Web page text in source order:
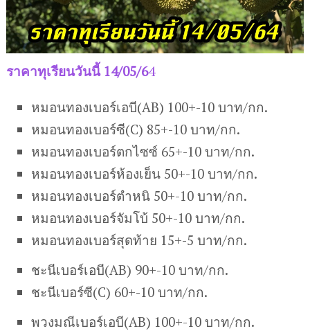
ราคาทุเรียนวันนี้ 14/05/64
หมอนทองเบอร์เอบี(AB) 100+-10 บาท/กก.
หมอนทองเบอร์ซี(C) 85+-10 บาท/กก.
หมอนทองเบอร์ตกไซซ์ 65+-10 บาท/กก.
หมอนทองเบอร์ห้องเย็น 50+-10 บาท/กก.
หมอนทองเบอร์ตำหนิ 50+-10 บาท/กก.
หมอนทองเบอร์จัมโบ้ 50+-10 บาท/กก.
หมอนทองเบอร์สุดท้าย 15+-5 บาท/กก.
ชะนีเบอร์เอบี(AB) 90+-10 บาท/กก.
ชะนีเบอร์ซี(C) 60+-10 บาท/กก.
พวงมณีเบอร์เอบี(AB) 100+-10 บาท/กก.